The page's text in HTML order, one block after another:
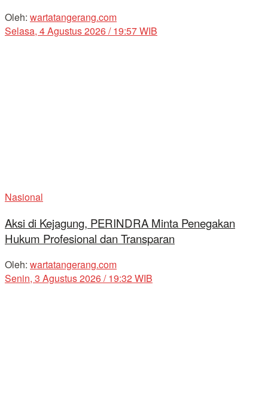
Oleh: wartatangerang.com
Selasa, 4 Agustus 2026 / 19:57 WIB
Nasional
Aksi di Kejagung, PERINDRA Minta Penegakan
Hukum Profesional dan Transparan
Oleh: wartatangerang.com
Senin, 3 Agustus 2026 / 19:32 WIB